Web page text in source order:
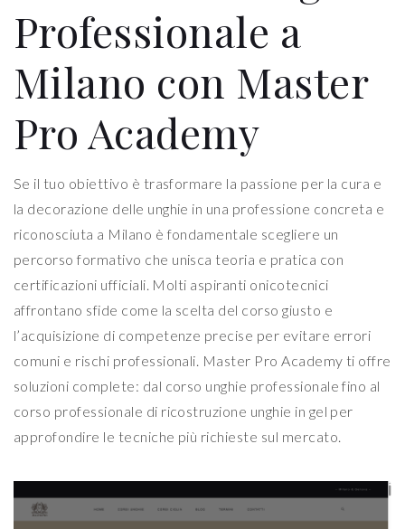
Professionale a
Milano con Master
Pro Academy
Se il tuo obiettivo è trasformare la passione per la cura e
la decorazione delle unghie in una professione concreta e
riconosciuta a Milano è fondamentale scegliere un
percorso formativo che unisca teoria e pratica con
certificazioni ufficiali. Molti aspiranti onicotecnici
affrontano sfide come la scelta del corso giusto e
l’acquisizione di competenze precise per evitare errori
comuni e rischi professionali. Master Pro Academy ti offre
soluzioni complete: dal corso unghie professionale fino al
corso professionale di ricostruzione unghie in gel per
approfondire le tecniche più richieste sul mercato.